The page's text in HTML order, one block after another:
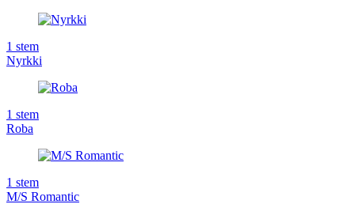
1 stem
Nyrkki
1 stem
Roba
1 stem
M/S Romantic